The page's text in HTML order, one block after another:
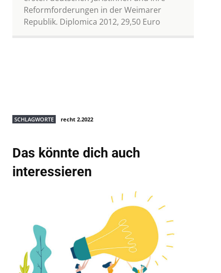
Reformforderungen in der Weimarer
Republik. Diplomica 2012, 29,50 Euro
SCHLAGWORTE recht 2.2022
Das könnte dich auch
interessieren